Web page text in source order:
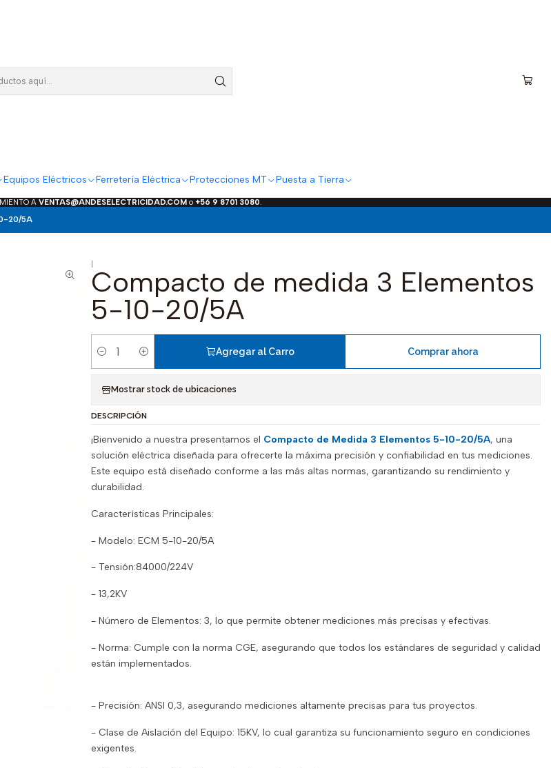
Equipos Eléctricos Ferretería Eléctrica Protecciones MT Puesta a Tierra
A VENTAS@ANDESELECTRICIDAD.COM o +56 9 8701 3080
20/5A
Compacto de medida 3 Elementos
5-10-20/5A
Cantidad
Agregar al Carro Comprar ahora
Mostrar stock de ubicaciones
DESCRIPCIÓN
¡Bienvenido a nuestra presentamos el Compacto de Medida 3 Elementos 5-10-20/5A, una
solución eléctrica diseñada para ofrecerte la máxima precisión y confiabilidad en tus mediciones.
Este equipo está diseñado conforme a las más altas normas, garantizando su rendimiento y
durabilidad.
Características Principales:
- Modelo: ECM 5-10-20/5A
- Tensión:84000/224V
- 13,2KV
- Número de Elementos: 3, lo que permite obtener mediciones más precisas y efectivas.
- Norma: Cumple con la norma CGE, asegurando que todos los estándares de seguridad y calidad
están implementados.
- Precisión: ANSI 0,3, asegurando mediciones altamente precisas para tus proyectos.
- Clase de Aislación del Equipo: 15KV, lo cual garantiza su funcionamiento seguro en condiciones
exigentes.